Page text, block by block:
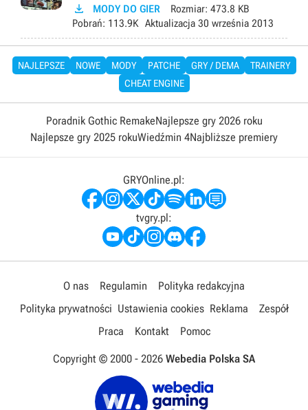
 MODY DO GIER Rozmiar: 473.8 KB
Pobrań: 113.9K Aktualizacja 30 września 2013
NAJLEPSZE NOWE MODY PATCHE GRY / DEMA
TRAINERY
CHEAT ENGINE
Poradnik Gothic RemakeNajlepsze gry 2026 roku
Najlepsze gry 2025 rokuWiedźmin 4Najbliższe premiery
GRYOnline.pl:
tvgry.pl:
O nas Regulamin
Polityka redakcyjna
Polityka prywatności Ustawienia cookies Reklama
Zespół
Praca
Kontakt Pomoc
Copyright © 2000 - 2026 Webedia Polska SA